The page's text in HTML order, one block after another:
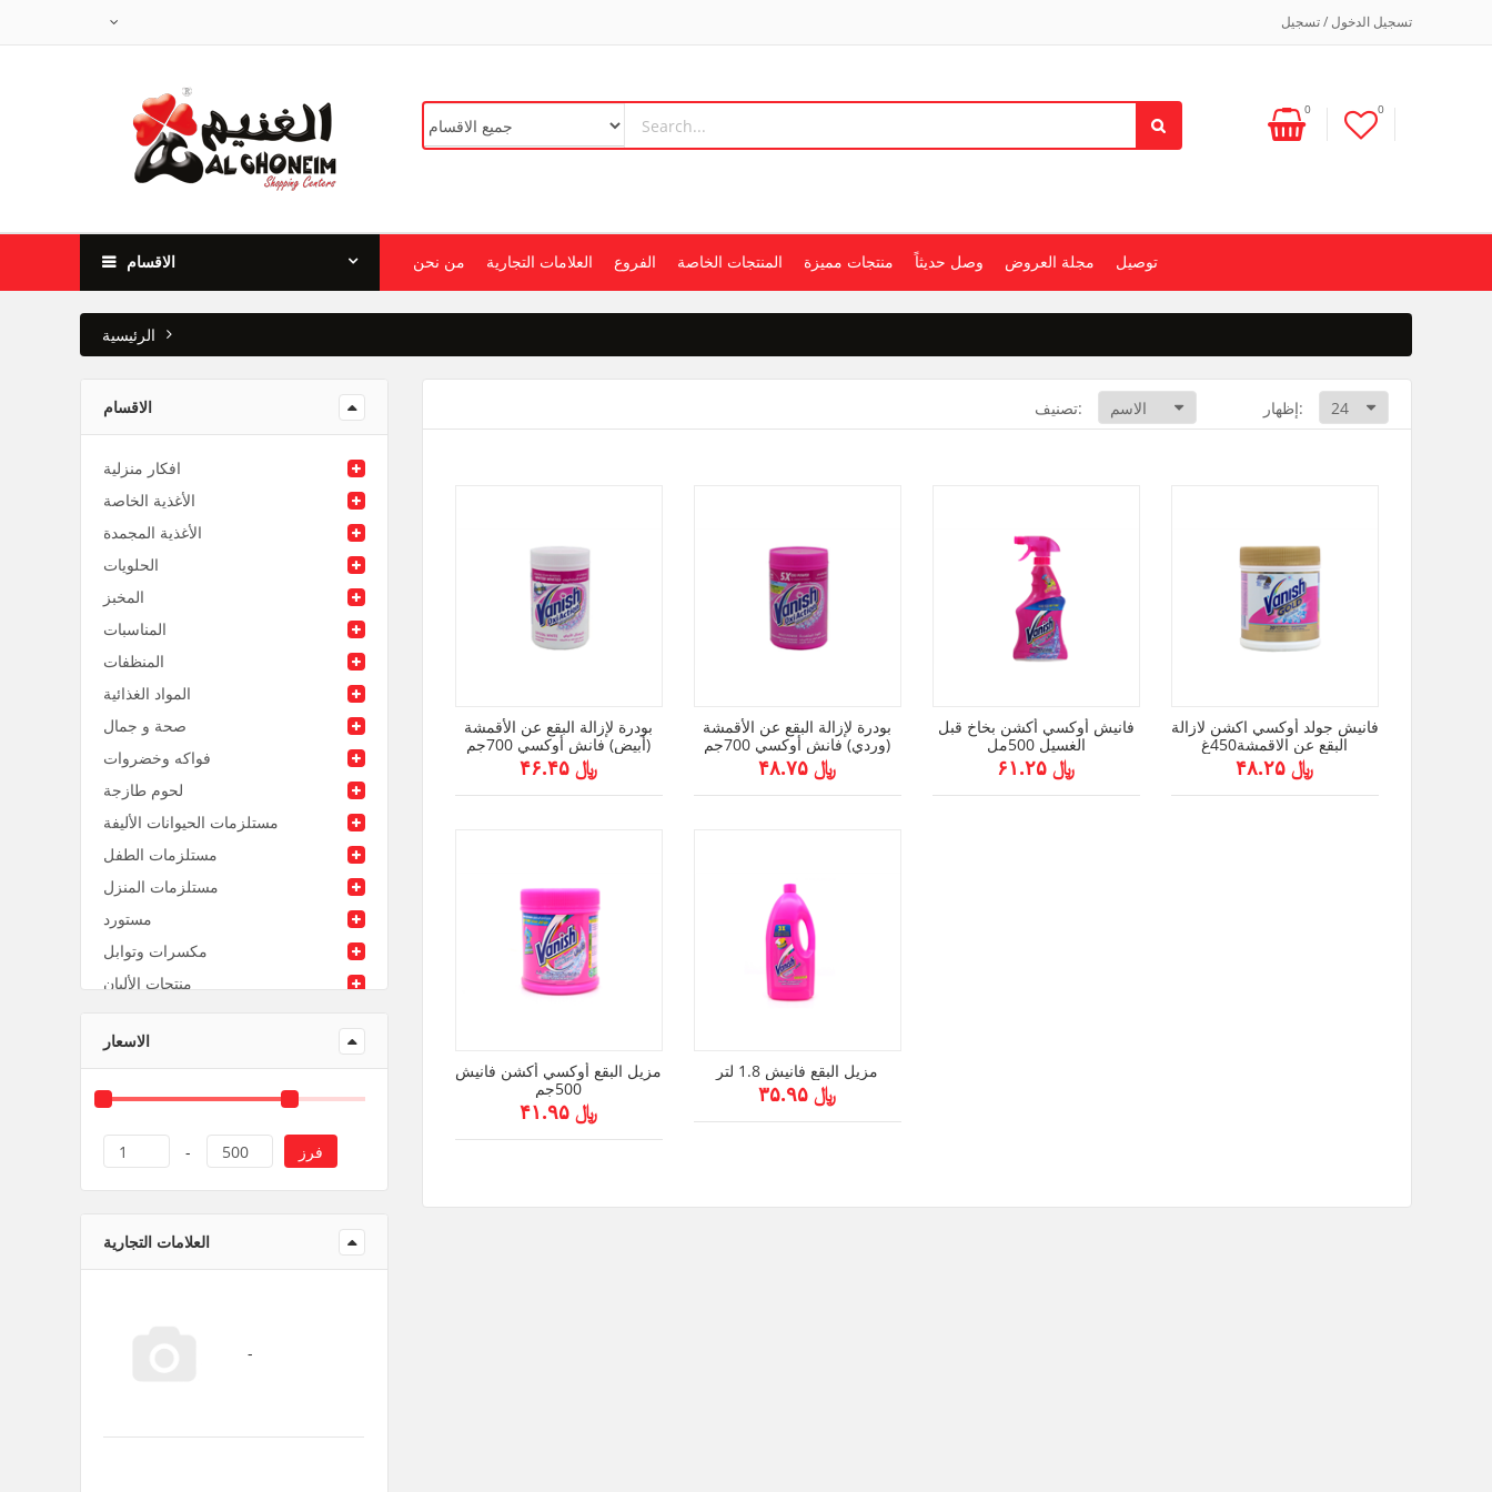
تسجيل الدخول / تسجيل
0 0
الاقسام من نحن العلامات التجارية الفروع المنتجات الخاصة منتجات مميزة وصل حديثاً مجلة العروض توصيل
الرئيسية
الاقسام
افكار منزلية
الأغذية الخاصة
الأغذية المجمدة
الحلويات
المخبز
المناسبات
المنظفات
المواد الغذائية
صحة و جمال
فواكه وخضروات
لحوم طازجة
مستلزمات الحيوانات الأليفة
مستلزمات الطفل
مستلزمات المنزل
مستورد
مكسرات وتوابل
منتجات الألبان
الاسعار
1 - 500 فرز
العلامات التجارية
تصنيف: إظهار:
بودرة لإزالة البقع عن الأقمشة
(أبيض) فانش أوكسي 700جم
﷼ ۴۶.۴۵
بودرة لإزالة البقع عن الأقمشة
(وردي) فانش أوكسي 700جم
﷼ ۴۸.۷۵
فانيش أوكسي أكشن بخاخ قبل
الغسيل 500مل
﷼ ۶۱.۲۵
فانيش جولد أوكسي اكشن لازالة
البقع عن الاقمشة450غ
﷼ ۴۸.۲۵
مزيل البقع أوكسي أكشن فانيش
500جم
﷼ ۴۱.۹۵
مزيل البقع فانيش 1.8 لتر
﷼ ۳۵.۹۵